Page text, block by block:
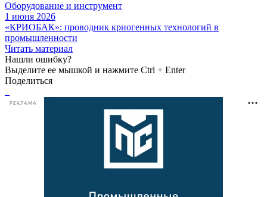
Оборудование и инструмент
1 июня 2026
«КРИОБАК»: проводник криогенных технологий в
промышленности
Читать материал
Нашли ошибку?
Выделите ее мышкой и нажмите Ctrl + Enter
Поделиться
РЕКЛАМА